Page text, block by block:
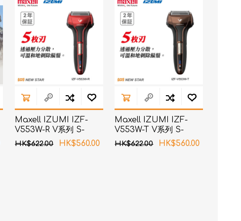
Maxell IZUMI IZF-
V553W-R V系列 S-
DRIVE 5刀片电须刨 (红
HK$622.00 HK$560.00
Maxell IZUMI IZF-
V553W-T V系列 S-
DRIVE 5刀片电须刨 (啡
HK$622.00 HK$560.00